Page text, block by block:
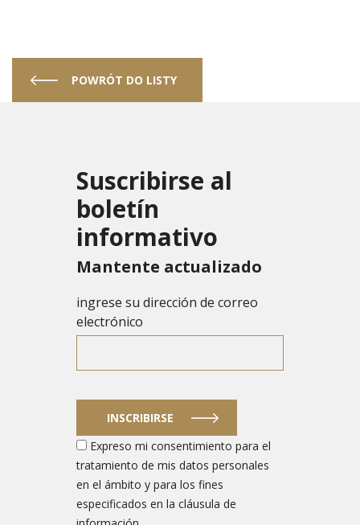
POWRÓT DO LISTY
Suscribirse al
boletín
informativo
Mantente actualizado
ingrese su dirección de correo
electrónico
INSCRIBIRSE
Expreso mi consentimiento para el
tratamiento de mis datos personales
en el ámbito y para los fines
especificados en la cláusula de